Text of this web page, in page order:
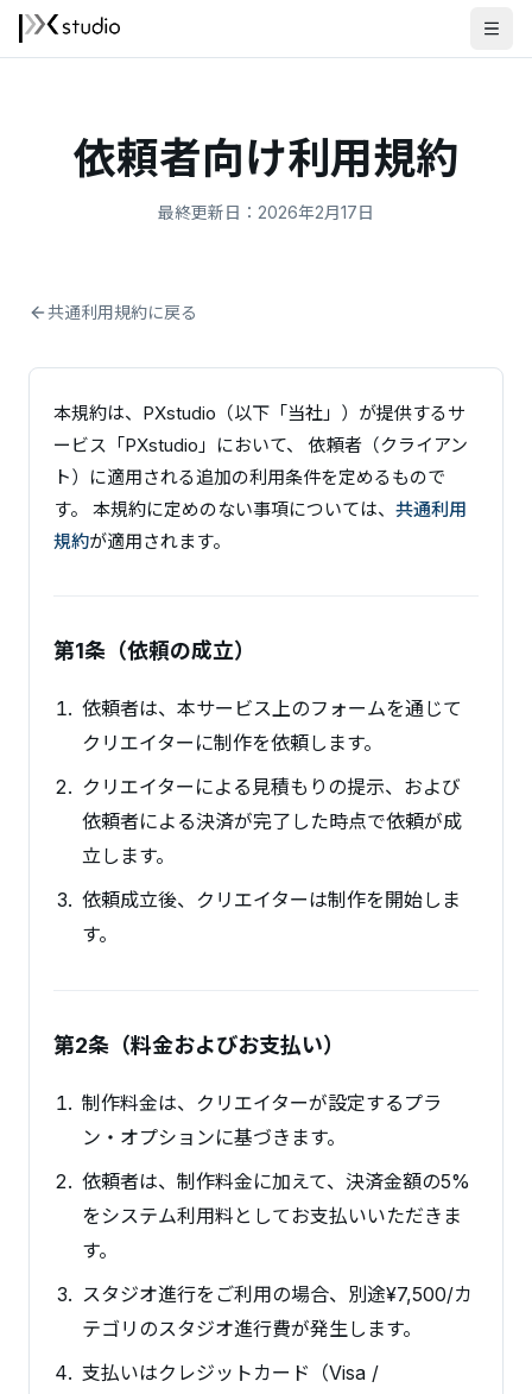
依頼者向け利用規約
最終更新日：2026年2月17日
共通利用規約に戻る
本規約は、PXstudio（以下「当社」）が提供するサ
ービス「PXstudio」において、 依頼者（クライアン
ト）に適用される追加の利用条件を定めるもので
す。 本規約に定めのない事項については、 共通利用
規約が適用されます。
第1条（依頼の成立）
依頼者は、本サービス上のフォームを通じて
クリエイターに制作を依頼します。
クリエイターによる見積もりの提示、および
依頼者による決済が完了した時点で依頼が成
立します。
依頼成立後、クリエイターは制作を開始しま
す。
第2条（料金およびお支払い）
制作料金は、クリエイターが設定するプラ
ン・オプションに基づきます。
依頼者は、制作料金に加えて、決済金額の5%
をシステム利用料としてお支払いいただきま
す。
スタジオ進行をご利用の場合、別途¥7,500/カ
テゴリのスタジオ進行費が発生します。
支払いはクレジットカード（Visa /